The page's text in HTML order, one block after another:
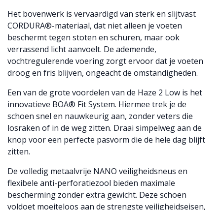
Het bovenwerk is vervaardigd van sterk en slijtvast
CORDURA®-materiaal, dat niet alleen je voeten
beschermt tegen stoten en schuren, maar ook
verrassend licht aanvoelt. De ademende,
vochtregulerende voering zorgt ervoor dat je voeten
droog en fris blijven, ongeacht de omstandigheden.
Een van de grote voordelen van de Haze 2 Low is het
innovatieve BOA® Fit System. Hiermee trek je de
schoen snel en nauwkeurig aan, zonder veters die
losraken of in de weg zitten. Draai simpelweg aan de
knop voor een perfecte pasvorm die de hele dag blijft
zitten.
De volledig metaalvrije NANO veiligheidsneus en
flexibele anti-perforatiezool bieden maximale
bescherming zonder extra gewicht. Deze schoen
voldoet moeiteloos aan de strengste veiligheidseisen,